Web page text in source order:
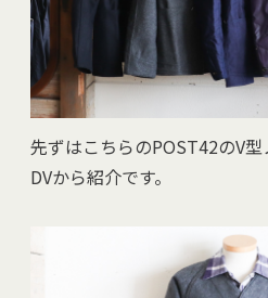
先ずはこちらのPOST42のV
DVから紹介です。